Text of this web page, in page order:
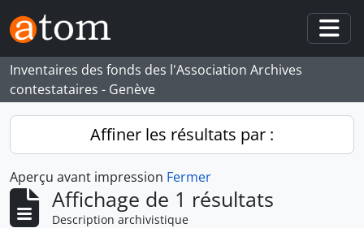
Skip to main content
Inventaires des fonds des l'Association Archives
contestataires - Genève
Affiner les résultats par :
Aperçu avant impression Fermer
Affichage de 1 résultats
Description archivistique